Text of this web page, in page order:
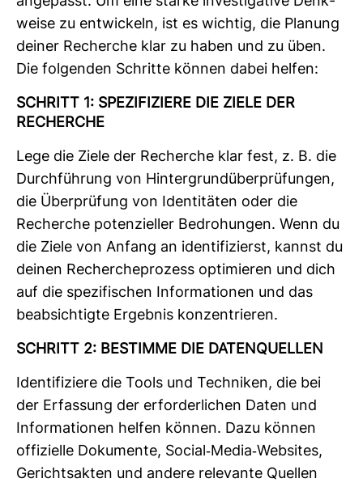
weise zu ent­wi­ckeln, ist es wichtig, die Pla­nung
deiner Recherche klar zu haben und zu üben.
Die fol­genden Schritte können dabei helfen:
SCHRITT 1: SPE­ZI­FI­ZIERE DIE ZIELE DER
RECHERCHE
Lege die Ziele der Recherche klar fest, z. B. die
Durch­füh­rung von Hin­ter­grun­d­über­prü­fungen,
die Über­prü­fung von Iden­ti­täten oder die
Recherche poten­zi­eller Bedro­hungen. Wenn du
die Ziele von Anfang an iden­ti­fi­zierst, kannst du
deinen Recher­che­pro­zess opti­mieren und dich
auf die spe­zi­fi­schen Infor­ma­tionen und das
beab­sich­tigte Ergebnis kon­zen­trieren.
SCHRITT 2: BESTIMME DIE DATEN­QUELLEN
Iden­ti­fi­ziere die Tools und Tech­niken, die bei
der Erfas­sung der erfor­der­li­chen Daten und
Infor­ma­tionen helfen können. Dazu können
offi­zi­elle Doku­mente, Social-​Media-​Web­sites,
Gerichts­akten und andere rele­vante Quellen